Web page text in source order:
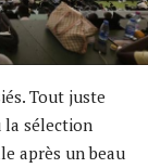
Tout juste
la sélection
après un beau